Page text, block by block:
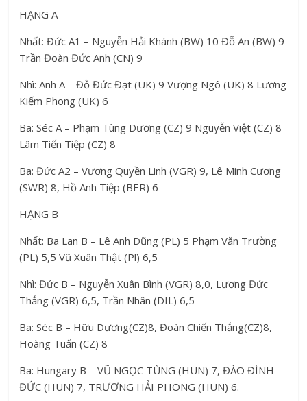
HẠNG A
Nhất: Đức A1 – Nguyễn Hải Khánh (BW) 10 Đỗ An (BW) 9
Trần Đoàn Đức Anh (CN) 9
Nhì: Anh A – Đỗ Đức Đạt (UK) 9 Vượng Ngô (UK) 8 Lương
Kiếm Phong (UK) 6
Ba: Séc A – Phạm Tùng Dương (CZ) 9 Nguyễn Việt (CZ) 8
Lâm Tiến Tiệp (CZ) 8
Ba: Đức A2 – Vương Quyền Linh (VGR) 9, Lê Minh Cương
(SWR) 8, Hồ Anh Tiệp (BER) 6
HẠNG B
Nhất: Ba Lan B – Lê Anh Dũng (PL) 5 Phạm Văn Trường
(PL) 5,5 Vũ Xuân Thật (Pl) 6,5
Nhì: Đức B – Nguyễn Xuân Bình (VGR) 8,0, Lương Đức
Thắng (VGR) 6,5, Trần Nhân (DIL) 6,5
Ba: Séc B – Hữu Dương(CZ)8, Đoàn Chiến Thắng(CZ)8,
Hoàng Tuấn (CZ) 8
Ba: Hungary B – VŨ NGỌC TÙNG (HUN) 7, ĐÀO ĐÌNH
ĐỨC (HUN) 7, TRƯƠNG HẢI PHONG (HUN) 6.